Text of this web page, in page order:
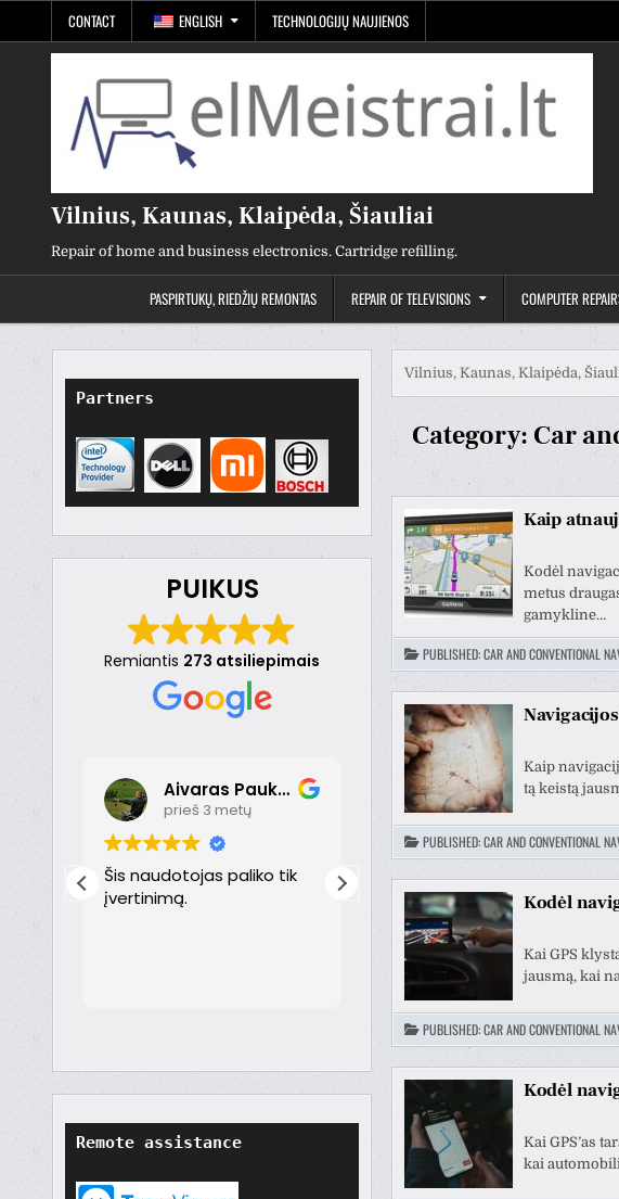
CONTACT ENGLISH TECHNOLOGIJŲ NAUJIENOS
Vilnius, Kaunas, Klaipėda, Šiauliai
Repair of home and business electronics. Cartridge refilling.
PASPIRTUKŲ, RIEDŽIŲ REMONTAS REPAIR OF TELEVISIONS COMPUTER
Partners
PUIKUS
Remiantis 273 atsiliepimais
Aivaras Paukste
prieš 3 metų
Šis naudotojas paliko tik
įvertinimą.
Donatas Krv
prieš 3 metų
Puikiai!
Remote assistance
Vilnius, Kaunas, Klaipėda,
Category: Car
Kaip
Kodėl
metus
gamykline…
PUBLISHED:CAR AND CONVENTIONAL
Kaip
tą keistą
PUBLISHED:CAR AND CONVENTIONAL
Kodėl
Kai GPS
jausmą, kai
PUBLISHED:CAR AND CONVENTIONAL
Kodėl
Kai GPS’as
kai